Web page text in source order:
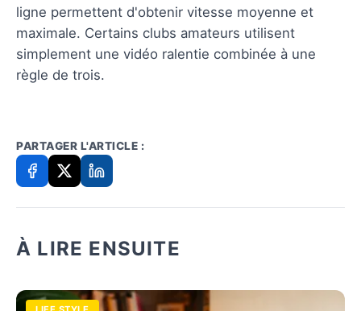
ligne permettent d'obtenir vitesse moyenne et
maximale. Certains clubs amateurs utilisent
simplement une vidéo ralentie combinée à une
règle de trois.
PARTAGER L'ARTICLE :
À LIRE ENSUITE